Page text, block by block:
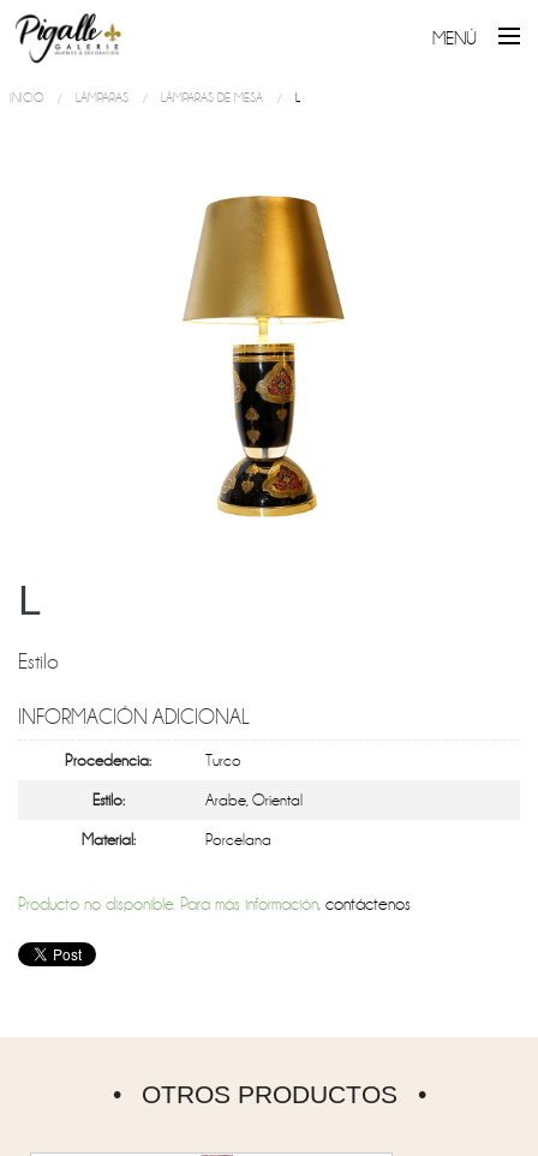
MENÚ
INICIO LÁMPARAS LÁMPARAS DE MESA
L
Estilo
INFORMACIÓN ADICIONAL
Procedencia: Turco
Estilo: Arabe Oriental
Material: Porcelana
Producto no disponible. Para más información, contáctenos
OTROS PRODUCTOS